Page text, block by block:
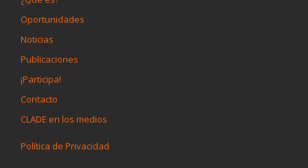
Oportunidades
Noticias
Publicaciones
¡Participa!
Contacto
CLADE en los medios
Política de Privacidad